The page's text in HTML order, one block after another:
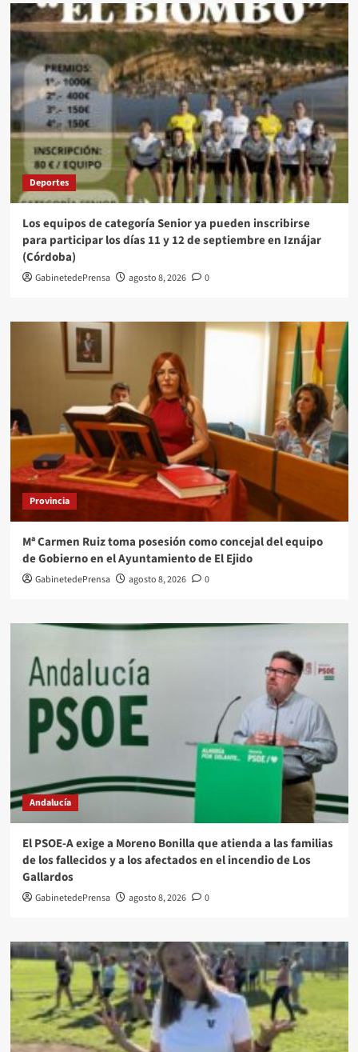
Deportes
Los equipos de categoría Senior ya pueden inscribirse
para participar los días 11 y 12 de septiembre en Iznájar
(Córdoba)
GabinetedePrensa agosto 8, 2026 0
Provincia
Mª Carmen Ruiz toma posesión como concejal del equipo
de Gobierno en el Ayuntamiento de El Ejido
GabinetedePrensa agosto 8, 2026 0
Andalucía
El PSOE-A exige a Moreno Bonilla que atienda a las familias
de los fallecidos y a los afectados en el incendio de Los
Gallardos
GabinetedePrensa agosto 8, 2026 0